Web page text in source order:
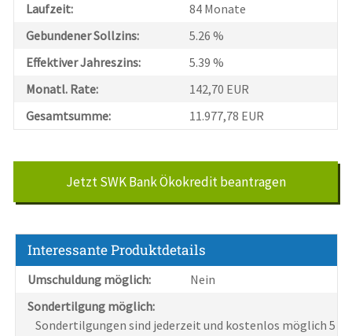
Laufzeit:
84 Monate
Gebundener Sollzins:
5.26 %
Effektiver Jahreszins:
5.39 %
Monatl. Rate:
142,70 EUR
Gesamtsumme:
11.977,78 EUR
Jetzt SWK Bank Ökokredit beantragen
Interessante Produktdetails
Umschuldung möglich:
Nein
Sondertilgung möglich:
Sondertilgungen sind jederzeit und kostenlos möglich 5